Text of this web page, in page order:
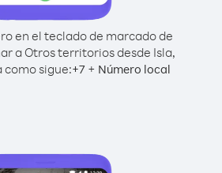
en el teclado de marcado de
a Otros territorios desde Isla,
como sigue:+7 + Número local